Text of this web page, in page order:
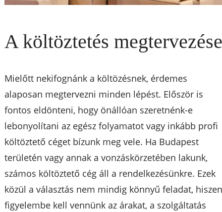
A költöztetés
Mielőtt nekifognánk a költözésnek, érdemes
alaposan megtervezni minden lépést. Először is
fontos eldönteni, hogy önállóan szeretnénk-e
lebonyolítani az egész folyamatot vagy inkább profi
költöztető céget bízunk meg vele. Ha Budapest
területén vagy annak a vonzáskörzetében lakunk,
számos költöztető cég áll a rendelkezésünkre. Ezek
közül a választás nem mindig könnyű feladat,
figyelembe kell vennünk az árakat, a szolgáltatás